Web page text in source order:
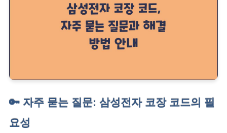
🔑 자주 묻는 질문: 삼성전자 코장 코드의 필
요성